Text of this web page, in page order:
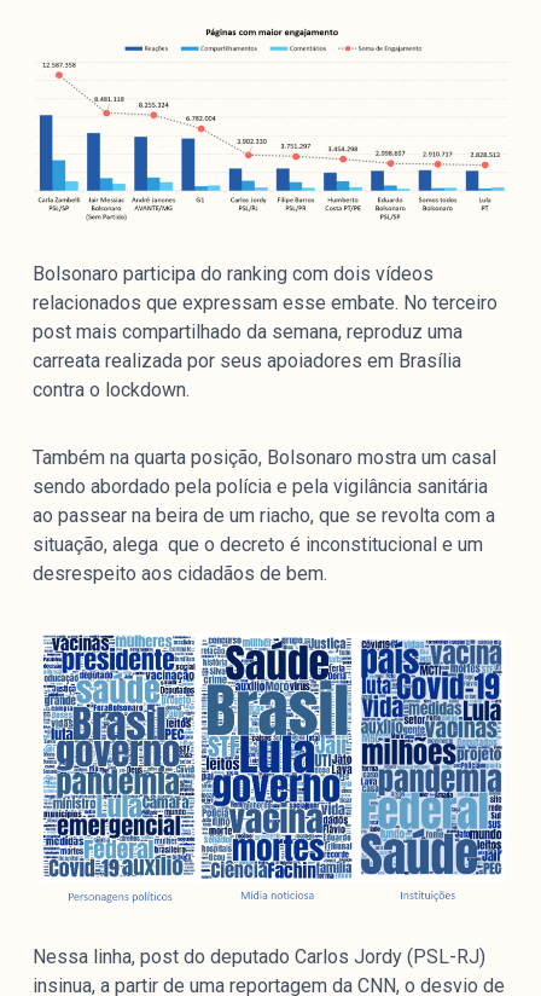
Bolsonaro participa do ranking com dois vídeos
relacionados que expressam esse embate. No terceiro
post mais compartilhado da semana, reproduz uma
carreata realizada por seus apoiadores em Brasília
contra o lockdown.
Também na quarta posição, Bolsonaro mostra um casal
sendo abordado pela polícia e pela vigilância sanitária
ao passear na beira de um riacho, que se revolta com a
situação, alega que o decreto é inconstitucional e um
desrespeito aos cidadãos de bem.
Nessa linha, post do deputado Carlos Jordy (PSL-RJ)
insinua, a partir de uma reportagem da CNN, o desvio de